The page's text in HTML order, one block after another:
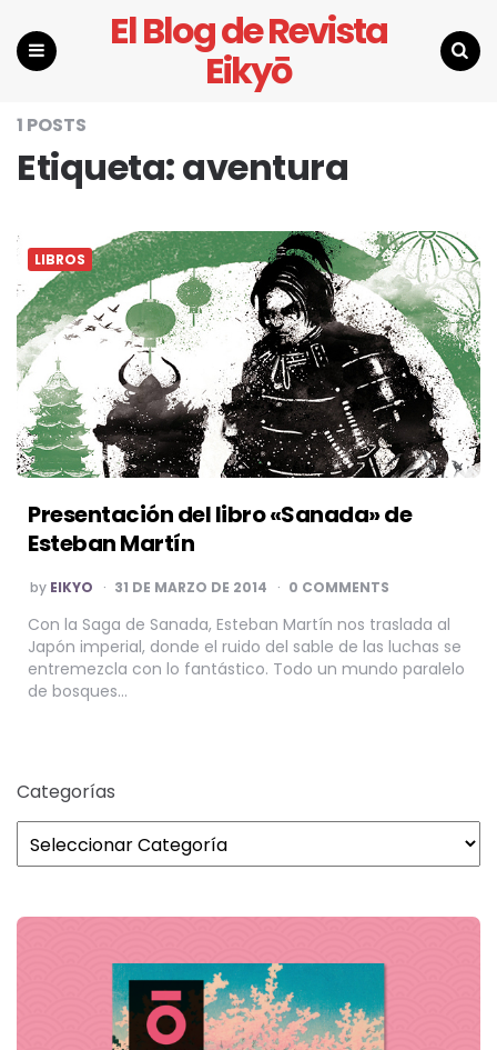
El Blog de Revista
Eikyō
1 POSTS
Etiqueta:aventura
LIBROS
Presentación del libro «Sanada» de
Esteban Martín
POSTED
BY
by EIKYO 31 DE MARZO DE 2014 0 COMMENTS
Con la Saga de Sanada, Esteban Martín nos traslada al
Japón imperial, donde el ruido del sable de las luchas se
entremezcla con lo fantástico. Todo un mundo paralelo
de bosques…
Categorías